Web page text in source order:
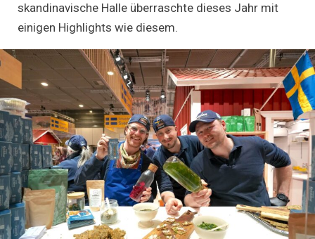
skandinavische Halle überraschte dieses Jahr mit
einigen Highlights wie diesem.